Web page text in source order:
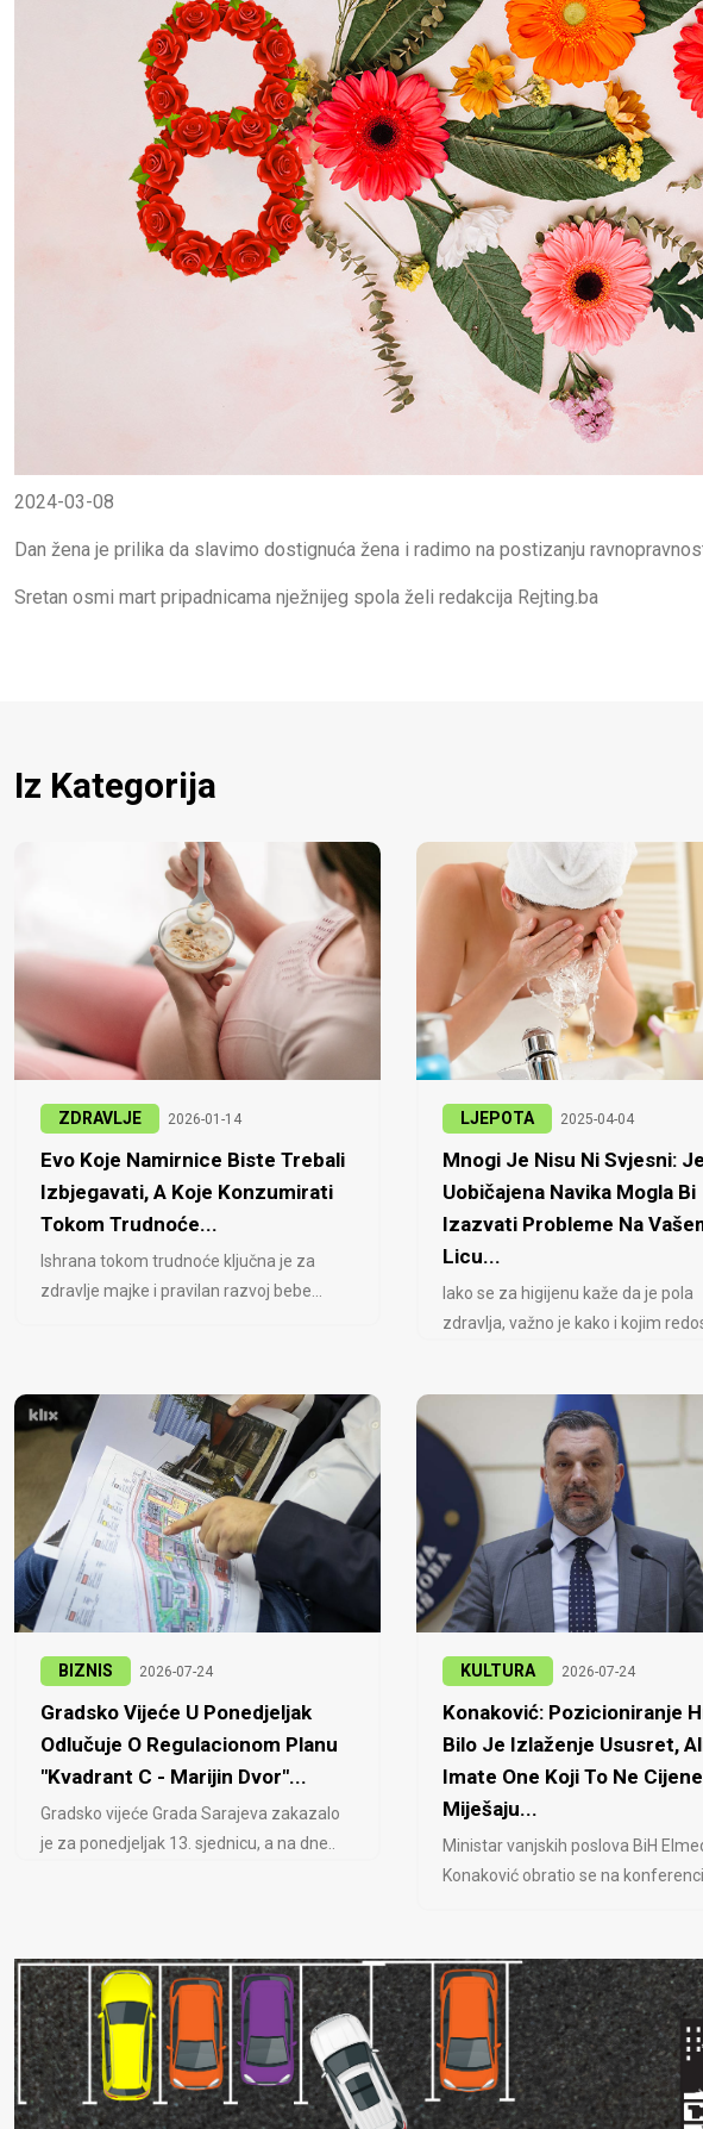
2024-03-08
Dan žena je prilika da slavimo dostignuća žena i radimo na postizanju
Sretan osmi mart pripadnicama nježnijeg spola želi redakcija Rejting.ba
Iz Kategorija
ZDRAVLJE 2026-01-14
Evo Koje Namirnice Biste Trebali
Izbjegavati, A Koje Konzumirati
Tokom Trudnoće...
Ishrana tokom trudnoće ključna je za
zdravlje majke i pravilan razvoj bebe...
LJEPOTA 2025-04-04
Mnogi Je Nisu Ni Svjesni:
Uobičajena Navika Mogla Bi
Izazvati Probleme Na
Licu...
Iako se za higijenu kaže da je pola
zdravlja, važno je kako i kojim
BIZNIS 2026-07-24
Gradsko Vijeće U Ponedjeljak
Odlučuje O Regulacionom Planu
"Kvadrant C - Marijin Dvor"...
Gradsko vijeće Grada Sarajeva zakazalo
je za ponedjeljak 13. sjednicu, a na dne..
KULTURA 2026-07-24
Konaković: Pozicioniranje
Bilo Je Izlaženje Ususret,
Imate One Koji To Ne
Miješaju...
Ministar vanjskih poslova BiH
Konaković obratio se na